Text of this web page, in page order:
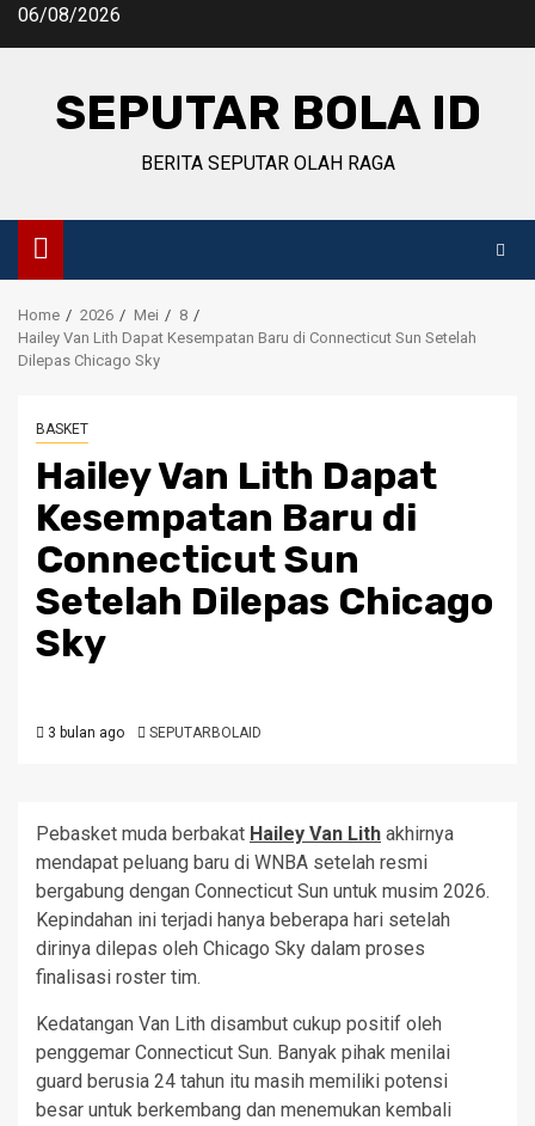
Skip06/08/2026
SEPUTAR BOLA ID
BERITA SEPUTAR OLAH RAGA
Home 2026 Mei
8
Hailey Van Lith Dapat Kesempatan Baru di Connecticut Sun Setelah
Dilepas Chicago Sky
BASKET
Hailey Van Lith Dapat
Kesempatan Baru di
Connecticut Sun
Setelah Dilepas Chicago
Sky
3 bulan ago SEPUTARBOLAID
Pebasket muda berbakat Hailey Van Lith akhirnya
mendapat peluang baru di WNBA setelah resmi
bergabung dengan Connecticut Sun untuk musim 2026.
Kepindahan ini terjadi hanya beberapa hari setelah
dirinya dilepas oleh Chicago Sky dalam proses
finalisasi roster tim.
Kedatangan Van Lith disambut cukup positif oleh
penggemar Connecticut Sun. Banyak pihak menilai
guard berusia 24 tahun itu masih memiliki potensi
besar untuk berkembang dan menemukan kembali